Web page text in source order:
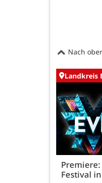
Nach
Landkreis
Festival